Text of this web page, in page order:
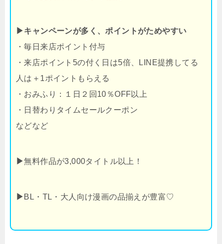
▶キャンペーンが多く、ポイントがためやすい
・毎日来店ポイント付与
・来店ポイント5の付く日は5倍、LINE提携してる
人は＋1ポイントもらえる
・おみふり：１日２回10％OFF以上
・日替わりタイムセールクーポン
などなど
▶無料作品が3,000タイトル以上！
▶ BL・TL・大人向け漫画の品揃えが豊富♡